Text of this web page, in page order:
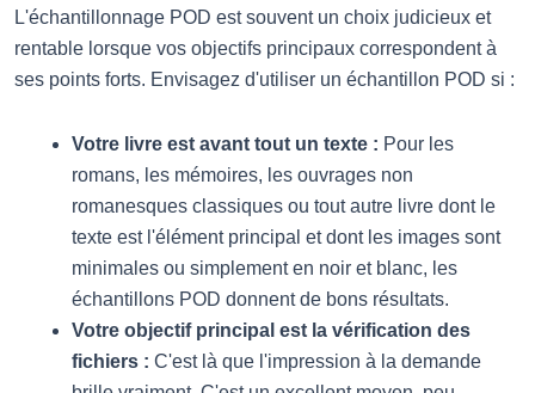
L'échantillonnage POD est souvent un choix judicieux et
rentable lorsque vos objectifs principaux correspondent à
ses points forts. Envisagez d'utiliser un échantillon POD si :
Votre livre est avant tout un texte : Pour les
romans, les mémoires, les ouvrages non
romanesques classiques ou tout autre livre dont le
texte est l'élément principal et dont les images sont
minimales ou simplement en noir et blanc, les
échantillons POD donnent de bons résultats.
Votre objectif principal est la vérification des
fichiers : C'est là que l'impression à la demande